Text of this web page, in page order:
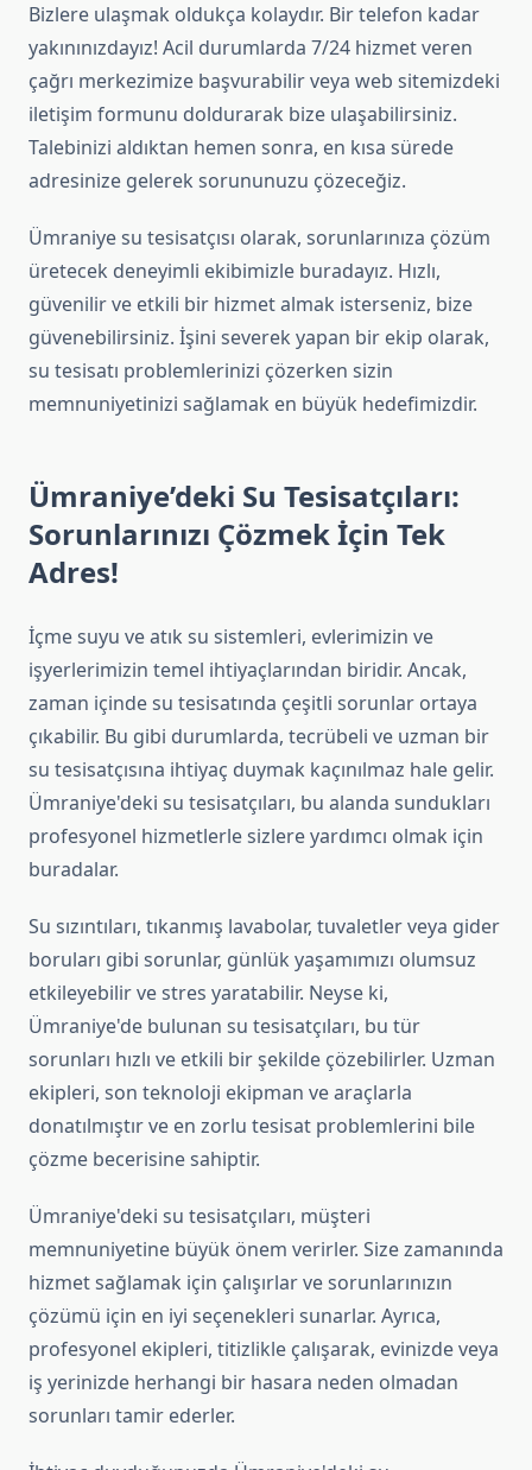
Bizlere ulaşmak oldukça kolaydır. Bir telefon kadar
yakınınızdayız! Acil durumlarda 7/24 hizmet veren
çağrı merkezimize başvurabilir veya web sitemizdeki
iletişim formunu doldurarak bize ulaşabilirsiniz.
Talebinizi aldıktan hemen sonra, en kısa sürede
adresinize gelerek sorununuzu çözeceğiz.
Ümraniye su tesisatçısı olarak, sorunlarınıza çözüm
üretecek deneyimli ekibimizle buradayız. Hızlı,
güvenilir ve etkili bir hizmet almak isterseniz, bize
güvenebilirsiniz. İşini severek yapan bir ekip olarak,
su tesisatı problemlerinizi çözerken sizin
memnuniyetinizi sağlamak en büyük hedefimizdir.
Ümraniye’deki Su Tesisatçıları:
Sorunlarınızı Çözmek İçin Tek
Adres!
İçme suyu ve atık su sistemleri, evlerimizin ve
işyerlerimizin temel ihtiyaçlarından biridir. Ancak,
zaman içinde su tesisatında çeşitli sorunlar ortaya
çıkabilir. Bu gibi durumlarda, tecrübeli ve uzman bir
su tesisatçısına ihtiyaç duymak kaçınılmaz hale gelir.
Ümraniye'deki su tesisatçıları, bu alanda sundukları
profesyonel hizmetlerle sizlere yardımcı olmak için
buradalar.
Su sızıntıları, tıkanmış lavabolar, tuvaletler veya gider
boruları gibi sorunlar, günlük yaşamımızı olumsuz
etkileyebilir ve stres yaratabilir. Neyse ki,
Ümraniye'de bulunan su tesisatçıları, bu tür
sorunları hızlı ve etkili bir şekilde çözebilirler. Uzman
ekipleri, son teknoloji ekipman ve araçlarla
donatılmıştır ve en zorlu tesisat problemlerini bile
çözme becerisine sahiptir.
Ümraniye'deki su tesisatçıları, müşteri
memnuniyetine büyük önem verirler. Size zamanında
hizmet sağlamak için çalışırlar ve sorunlarınızın
çözümü için en iyi seçenekleri sunarlar. Ayrıca,
profesyonel ekipleri, titizlikle çalışarak, evinizde veya
iş yerinizde herhangi bir hasara neden olmadan
sorunları tamir ederler.